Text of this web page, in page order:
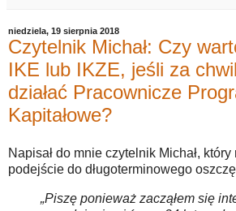
niedziela, 19 sierpnia 2018
Czytelnik Michał: Czy
IKE lub IKZE, jeśli za
działać Pracownicze
Kapitałowe?
Napisał do mnie czytelnik Michał,
podejście do długoterminowego
„Piszę ponieważ zacząłem się